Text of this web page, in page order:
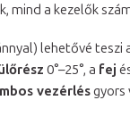
mind a kezelők
lehetővé teszi
0°–25°, a fej
vezérlésgyors